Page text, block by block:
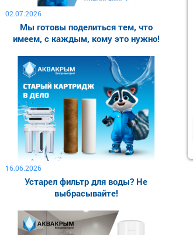
02.07.2026
Мы готовы поделиться тем, что
имеем, с каждым, кому это нужно!
16.06.2026
Устарел фильтр для воды? Не
выбрасывайте!